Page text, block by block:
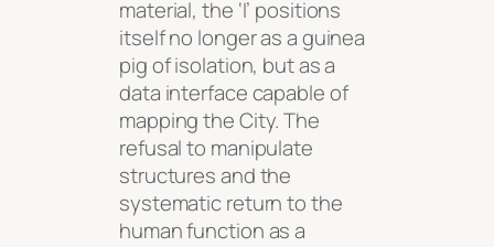
material, the ‘I’ positions
itself no longer as a guinea
pig of isolation, but as a
data interface capable of
mapping the City. The
refusal to manipulate
structures and the
systematic return to the
human function as a